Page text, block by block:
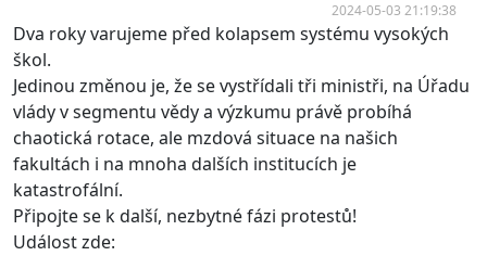
2024-05-03 21:19:38
Dva roky varujeme před kolapsem systému vysokých
škol.
Jedinou změnou je, že se vystřídali tři ministři, na Úřadu
vlády v segmentu vědy a výzkumu právě probíhá
chaotická rotace, ale mzdová situace na našich
fakultách i na mnoha dalších institucích je
katastrofální.
Připojte se k další, nezbytné fázi protestů!
Událost zde: